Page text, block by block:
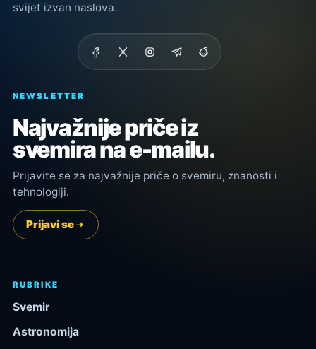
svijet izvan naslova.
NEWSLETTER
Najvažnije priče iz
svemira na e-mailu.
Prijavite se za najvažnije priče o svemiru, znanosti i
tehnologiji.
Prijavi se
RUBRIKE
Svemir
Astronomija